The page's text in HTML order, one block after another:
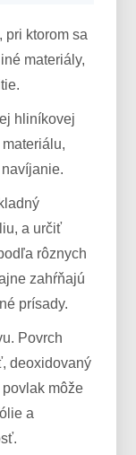
pri ktorom sa
materiály,
hliníkovej
a určiť
rôznych
zahŕňajú
prísady.
Povrch
deoxidovaný
môže
a